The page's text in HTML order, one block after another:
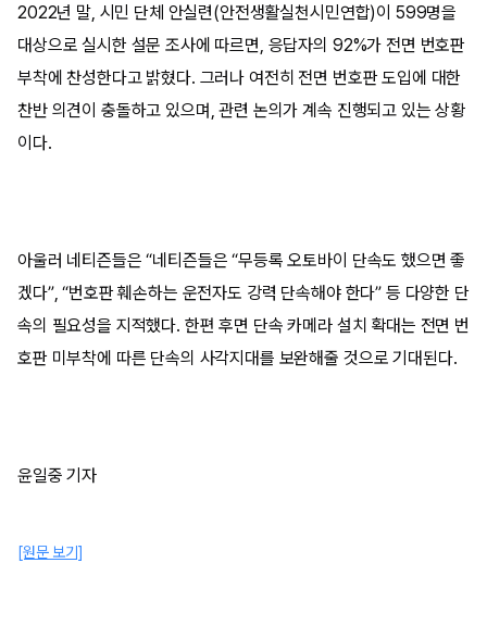
2022년 말, 시민 단체 안실련(안전생활실천시민연합)이 599명을
대상으로 실시한 설문 조사에 따르면, 응답자의 92%가 전면 번호판
부착에 찬성한다고 밝혔다. 그러나 여전히 전면 번호판 도입에 대한
찬반 의견이 충돌하고 있으며, 관련 논의가 계속 진행되고 있는 상황
이다.
아울러 네티즌들은 “네티즌들은 “무등록 오토바이 단속도 했으면 좋
겠다”, “번호판 훼손하는 운전자도 강력 단속해야 한다” 등 다양한 단
속의 필요성을 지적했다. 한편 후면 단속 카메라 설치 확대는 전면 번
호판 미부착에 따른 단속의 사각지대를 보완해줄 것으로 기대된다.
윤일중 기자
[원문 보기]